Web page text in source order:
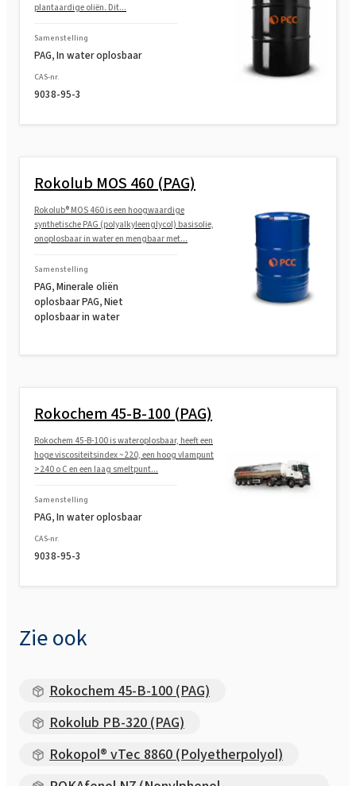
plantaardige oliën. Dit...
Samenstelling
PAG, In water oplosbaar
CAS-nr.
9038-95-3
Rokolub MOS 460 (PAG)
Rokolub® MOS 460 is een hoogwaardige
synthetische PAG (polyalkyleenglycol) basisolie,
onoplosbaar in water en mengbaar met...
Samenstelling
PAG, Minerale oliën
oplosbaar PAG, Niet
oplosbaar in water
Rokochem 45-B-100 (PAG)
Rokochem 45-B-100 is wateroplosbaar, heeft een
hoge viscositeitsindex ~220, een hoog vlampunt
>240 o C en een laag smeltpunt...
Samenstelling
PAG, In water oplosbaar
CAS-nr.
9038-95-3
Zie ook
Rokochem 45-B-100 (PAG)
Rokolub PB-320 (PAG)
Rokopol® vTec 8860 (Polyetherpolyol)